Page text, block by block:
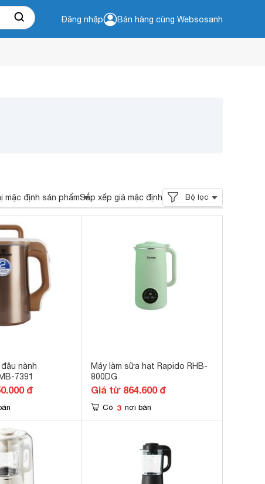
Đăng nhập Bán hàng cùng Websosanh
mặc định sản phẩmSắp xếp giá mặc định Bộ lọc
nành
7391
đ
Máy làm sữa hạt Rapido RHB-
800DG
Giá từ 864.600 đ
Có 3 nơi bán